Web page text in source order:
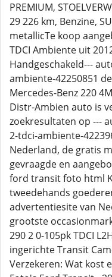
PREMIUM,
29 226 km, Benzine,
metallicTe koop
TDCI Ambiente uit
Handgeschakeld---
ambiente-42250851
Mercedes-Benz 220
Distr-Ambien auto is
zoekresultaten op ---
2-tdci-ambiente-
Nederland, de gratis
gevraagde en
ford transit foto html
tweedehands
advertentiesite van
grootste
290 2 0-105pk TDCI
ingerichte Transit
Verzekeren: Wat kost